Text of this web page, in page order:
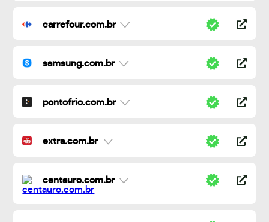
carrefour.com.br
samsung.com.br
pontofrio.com.br
extra.com.br
centauro.com.br